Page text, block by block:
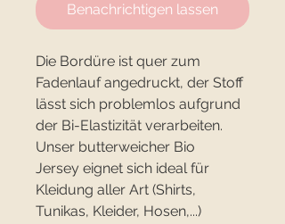
Benachrichtigen lassen
Die Bordüre ist quer zum
Fadenlauf angedruckt, der Stoff
lässt sich problemlos aufgrund
der Bi-Elastizität verarbeiten.
Unser butterweicher Bio
Jersey eignet sich ideal für
Kleidung aller Art (Shirts,
Tunikas, Kleider, Hosen,...)